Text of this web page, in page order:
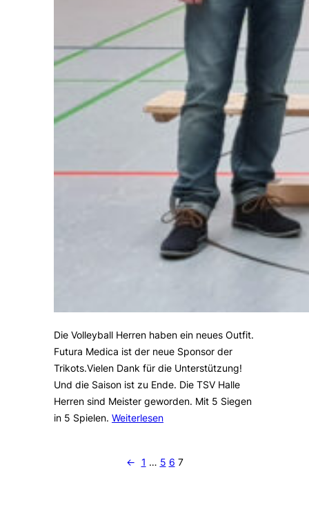
Die Volleyball Herren haben ein neues Outfit.
Futura Medica ist der neue Sponsor der
Trikots.Vielen Dank für die Unterstützung!
Und die Saison ist zu Ende. Die TSV Halle
Herren sind Meister geworden. Mit 5 Siegen
in 5 Spielen. Weiterlesen
← 1 … 5 6 7